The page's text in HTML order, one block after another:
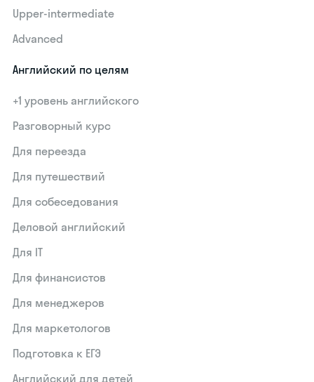
Upper-intermediate
Advanced
Английский по целям
+1 уровень английского
Разговорный курс
Для переезда
Для путешествий
Для собеседования
Деловой английский
Для IT
Для финансистов
Для менеджеров
Для маркетологов
Подготовка к ЕГЭ
Английский для детей